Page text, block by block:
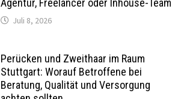
Agentur, Freelancer oder Inhouse-Team
Juli 8, 2026
Perücken und Zweithaar im Raum
Stuttgart: Worauf Betroffene bei
Beratung, Qualität und Versorgung